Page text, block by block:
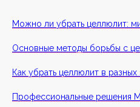
Можно ли убрать целлюлит:
Основные методы борьбы с
Как убрать целлюлит в разных
Профессиональные решения